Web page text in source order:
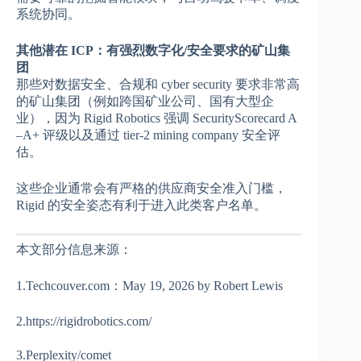
系统协同。
其他潜在 ICP：有强烈数字化/安全要求的矿山集
团
那些对数据安全、合规和 cyber security 要求非常高
的矿山集团（例如跨国矿业公司、国有大型企
业），因为 Rigid Robotics 强调 SecurityScorecard A
–A+ 评级以及通过 tier-2 mining company 安全评
估。
这些企业通常会有严格的供应商安全准入门槛，
Rigid 的安全姿态有利于进入此类客户名单。
本文部分信息来源：
1.Techcouver.com：May 19, 2026 by Robert Lewis
2.https://rigidrobotics.com/
3.Perplexity/comet